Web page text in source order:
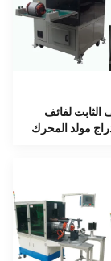
الثابت لفائف
مولد المحرك